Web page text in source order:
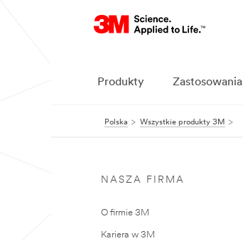
Produkty Zastosowania
Polska Wszystkie produkty 3M
NASZA FIRMA
O firmie 3M
Kariera w 3M